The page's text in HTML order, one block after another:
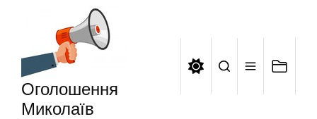
Оголошення
Миколаїв